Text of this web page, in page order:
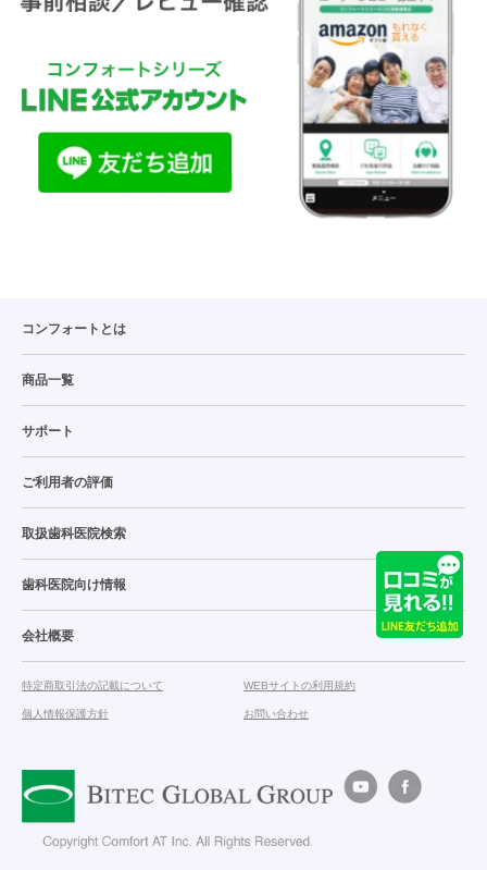
コンフォートとは
商品一覧
サポート
ご利用者の評価
取扱歯科医院検索
歯科医院向け情報
会社概要
特定商取引法の記載について WEBサイトの利用規約
個人情報保護方針 お問い合わせ